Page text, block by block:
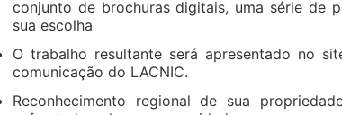
conjunto de brochuras digitais, uma série de
sua escolha
O trabalho resultante será apresentado no
comunicação do LACNIC.
Reconhecimento regional de sua